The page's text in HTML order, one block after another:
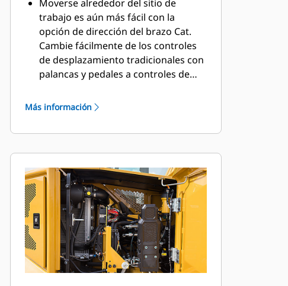
Moverse alrededor del sitio de
trabajo es aún más fácil con la
opción de dirección del brazo Cat.
Cambie fácilmente de los controles
de desplazamiento tradicionales con
palancas y pedales a controles de
un botón. El beneficio de menos
alcance de las manos.
Más información